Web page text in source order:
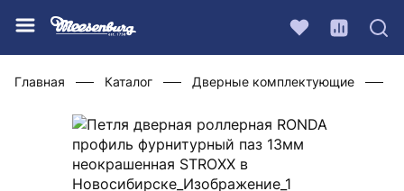
Главная Каталог Дверные комплектующие